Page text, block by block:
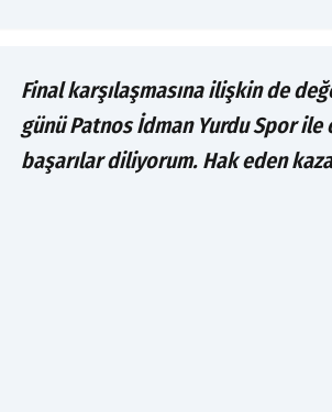
Final karşılaşmasına ilişkin de
günü Patnos İdman Yurdu Spor ile
başarılar diliyorum. Hak eden